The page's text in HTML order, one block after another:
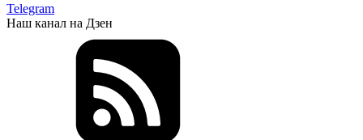
Telegram
Наш канал на Дзен